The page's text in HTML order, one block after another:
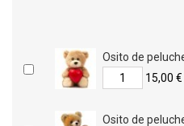
Osito de
15,00 €
Osito de